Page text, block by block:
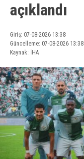
açıklandı
Giriş: 07-08-2026 13:38
Güncelleme: 07-08-2026 13:38
Kaynak: İHA